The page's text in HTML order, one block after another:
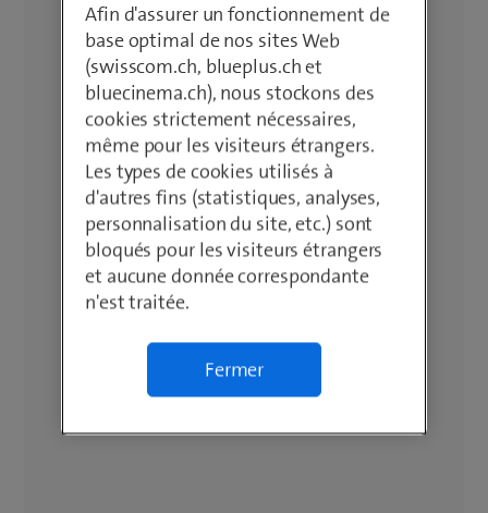
Afin d'assurer un fonctionnement de
base optimal de nos sites Web
(swisscom.ch, blueplus.ch et
bluecinema.ch), nous stockons des
cookies strictement nécessaires,
même pour les visiteurs étrangers.
Les types de cookies utilisés à
d'autres fins (statistiques, analyses,
personnalisation du site, etc.) sont
bloqués pour les visiteurs étrangers
et aucune donnée correspondante
n'est traitée.
Fermer